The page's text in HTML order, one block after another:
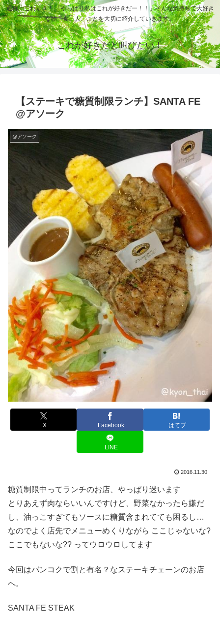
通称：これすき！ 「やっぱり私はこれが好きだー！！」そんな気持ちで大好き
な物、食、人、ことを大切に紹介していきます。
これが好きだと叫びたい！
【ステーキで糖質制限ランチ】SANTA FE
@アソーク
@アソーク
X Facebook はてブ
LINE
2016.11.30
糖質制限中ってランチのお店、やっぱり迷います
とりあえず肉ならいいんですけど、野菜なかったら嫌だ
し、油っこすぎてもソースに糖質含まれてても困るし…
なのでよく店先でメニューめくりながら ここじゃないな?
ここでもないな?? ってウロウロしてます
今回はバンコクで割と有名？なステーキチェーンのお店
へ。
SANTA FE STEAK